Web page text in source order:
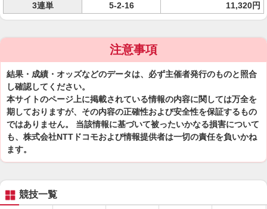
3連単
5-2-16 11,320円
注意事項
結果・成績・オッズなどのデータは、必ず主催者発行のものと照合
し確認してください。
本サイトのページ上に掲載されている情報の内容に関しては万全を
期しておりますが、その内容の正確性および安全性を保証するもの
ではありません。 当該情報に基づいて被ったいかなる損害について
も、株式会社NTTドコモおよび情報提供者は一切の責任を負いかね
ます。
競技一覧